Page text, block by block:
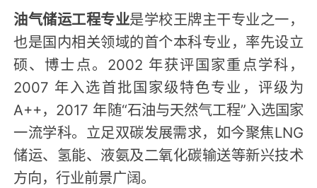
油气储运工程专业是学校王牌主干专业之一，
也是国内相关领域的首个本科专业，率先设立
硕、博士点。2002 年获评国家重点学科，
2007 年入选首批国家级特色专业，评级为
A++，2017 年随“石油与天然气工程”入选国家
一流学科。立足双碳发展需求，如今聚焦LNG
储运、氢能、液氨及二氧化碳输送等新兴技术
方向，行业前景广阔。